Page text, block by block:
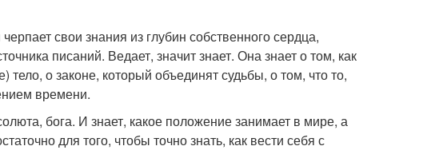
свои знания из глубин собственного сердца,
писаний. Ведает, значит знает. Она знает о том, как
тело, о законе, который объединят судьбы, о том, что то,
времени.
бога. И знает, какое положение занимает в мире, а
для того, чтобы точно знать, как вести себя с